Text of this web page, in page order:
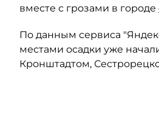
вместе с грозами в городе
По данным сервиса
местами осадки уже
Кронштадтом,